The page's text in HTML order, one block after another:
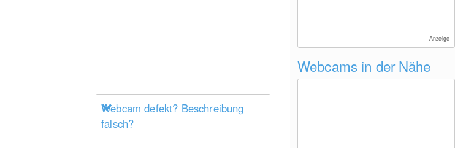
Webcam defekt? Beschreibung
falsch?
Anzeige
Webcams in der Nähe